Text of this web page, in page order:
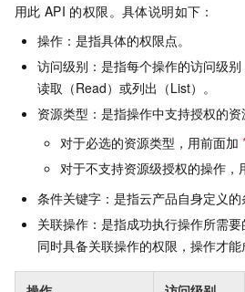
用此 API 的权限。具体说明如下：
操作：是指具体的权限点。
访问级别：是指每个操作的访问级别
读取（Read）或列出（List）。
资源类型：是指操作中支持授权的资
对于必选的资源类型，用前面加
对于不支持资源级授权的操作，
条件关键字：是指云产品自身定义的
关联操作：是指成功执行操作所需
同时具备关联操作的权限，操作才能